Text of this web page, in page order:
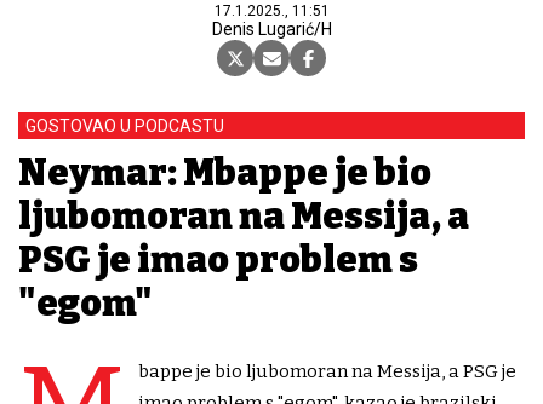
17.1.2025., 11:51
Denis Lugarić/H
GOSTOVAO U PODCASTU
Neymar: Mbappe je bio
ljubomoran na Messija, a
PSG je imao problem s
"egom"
bappe je bio ljubomoran na Messija, a PSG je